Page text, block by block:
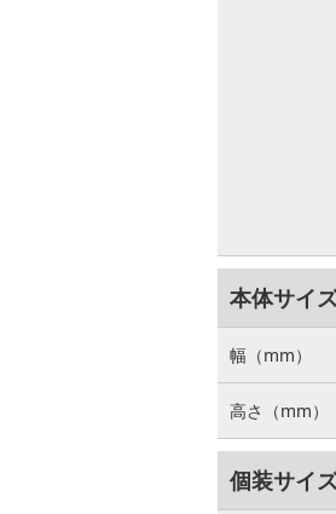
本体サイ
幅（mm）
高さ（mm）
個装サイ